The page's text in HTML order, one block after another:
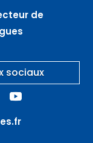
de
sociaux